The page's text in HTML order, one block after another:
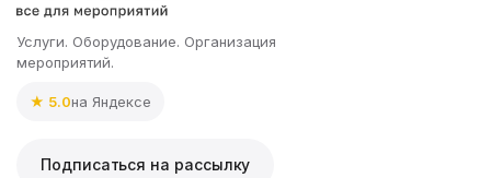
Услуги. Оборудование. Организация
мероприятий.
★ 5.0на Яндексе
Подписаться на рассылку